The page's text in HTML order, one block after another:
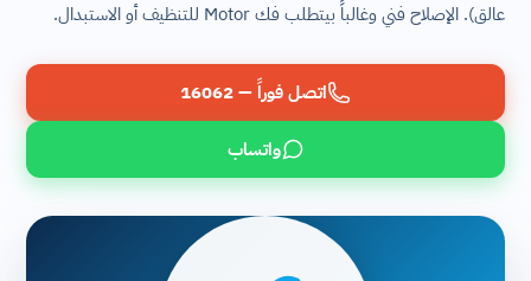
عالق). الإصلاح فني وغالباً بيتطلب فك Motor للتنظيف أو الاستبدال.
اتصل فوراً — 16062
واتساب